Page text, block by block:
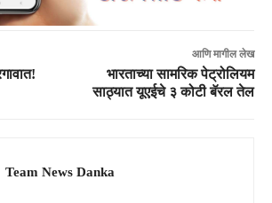
आणि मागील लेख
भारताच्या सामरिक पेट्रोलियम
साठ्यात यूएईचे ३ कोटी बॅरल तेल
Team News Danka